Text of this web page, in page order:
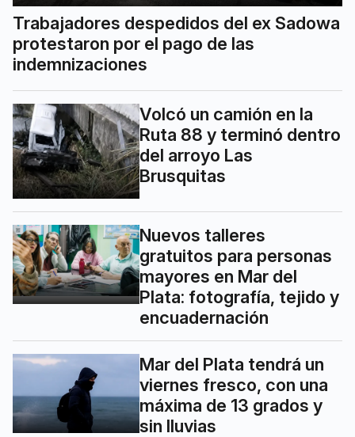
Trabajadores despedidos del ex Sadowa
protestaron por el pago de las
indemnizaciones
Volcó un camión en la
Ruta 88 y terminó dentro
del arroyo Las
Brusquitas
Nuevos talleres
gratuitos para personas
mayores en Mar del
Plata: fotografía, tejido y
encuadernación
Mar del Plata tendrá un
viernes fresco, con una
máxima de 13 grados y
sin lluvias